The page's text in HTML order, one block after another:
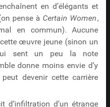
en d’élégants et
pense à Certain Women,
en commun). Aucune
œuvre jeune (sinon un
sent un peu la note
donne moins envie d’y
devenir cette carrière
d’infiltration d’un étrange